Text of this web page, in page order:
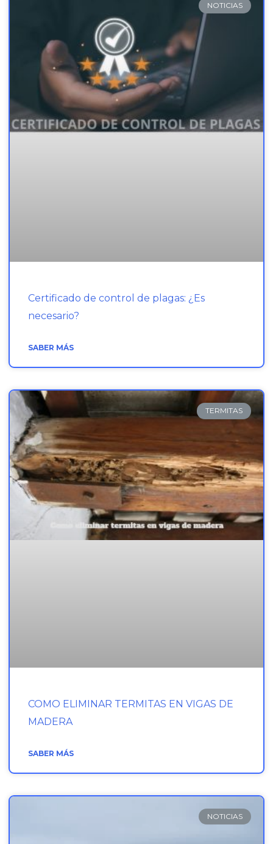
NOTICIAS
Certificado de control de plagas: ¿Es
necesario?
SABER MÁS
TERMITAS
COMO ELIMINAR TERMITAS EN VIGAS DE
MADERA
SABER MÁS
NOTICIAS